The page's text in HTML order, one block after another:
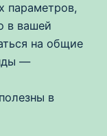
параметров,
в вашей
на общие
—
в